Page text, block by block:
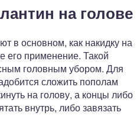
на голове
в основном, как накидку на
его применение. Такой
головным убором. Для
сложить пополам
на голову, а концы либо
внутрь, либо завязать